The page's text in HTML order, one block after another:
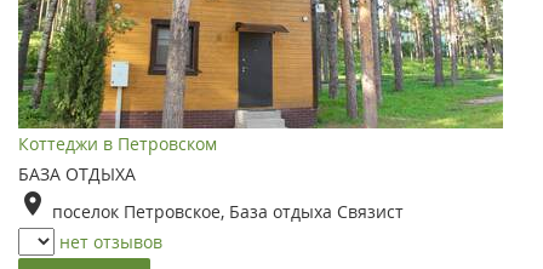
Коттеджи в Петровском
БАЗА ОТДЫХА
поселок Петровское, База отдыха Связист
нет отзывов